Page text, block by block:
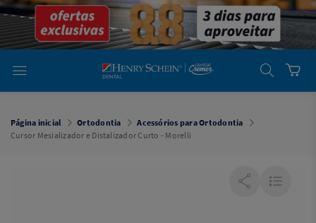
emDental
Cremer -
Henry Schein
Laboratório
Laboratório
Cremer -
Henry Schein
Página inicial Ortodontia
Acessórios para Ortodontia
Cursor Mesializador e Distalizador Curto - Morelli